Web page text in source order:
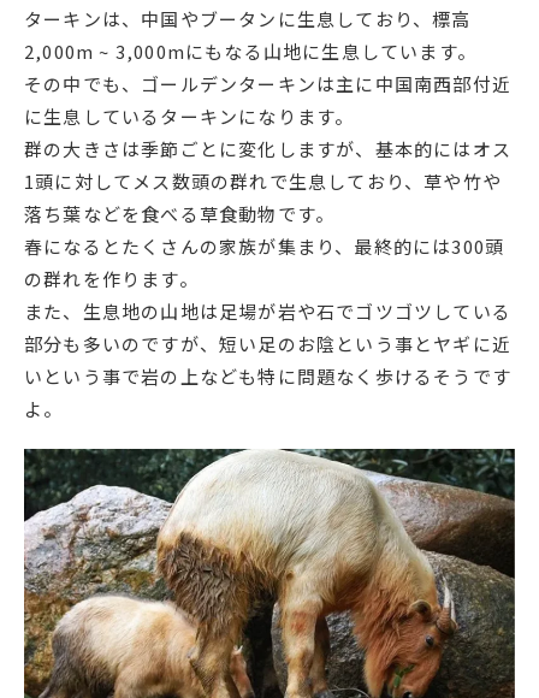
ターキンは、中国やブータンに生息しており、標高
2,000m ~ 3,000mにもなる山地に生息しています。
その中でも、ゴールデンターキンは主に中国南西部付近
に生息しているターキンになります。
群の大きさは季節ごとに変化しますが、基本的にはオス
1頭に対してメス数頭の群れで生息しており、草や竹や
落ち葉などを食べる草食動物です。
春になるとたくさんの家族が集まり、最終的には300頭
の群れを作ります。
また、生息地の山地は足場が岩や石でゴツゴツしている
部分も多いのですが、短い足のお陰という事とヤギに近
いという事で岩の上なども特に問題なく歩けるそうです
よ。